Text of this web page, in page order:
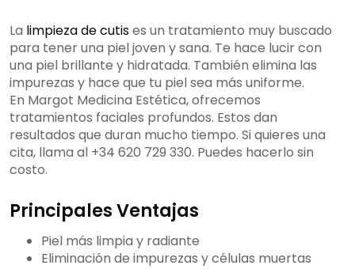
La limpieza de cutises un tratamiento muy buscado
para tener una piel joven y sana. Te hace lucir con
una piel brillante y hidratada. También elimina las
impurezas y hace que tu piel sea más uniforme.
En Margot Medicina Estética, ofrecemos
tratamientos faciales profundos. Estos dan
resultados que duran mucho tiempo. Si quieres una
cita, llama al +34 620 729 330. Puedes hacerlo sin
costo.
Principales Ventajas
Piel más limpia y radiante
Eliminación de impurezas y células muertas